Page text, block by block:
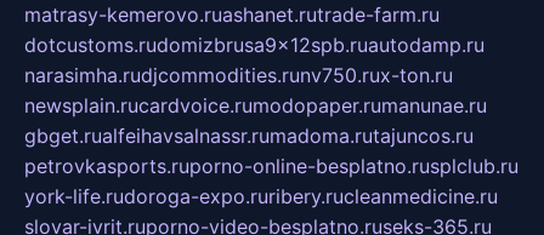
matrasy-kemerovo.ruashanet.rutrade-farm.ru
dotcustoms.rudomizbrusa9x12spb.ruautodamp.ru
narasimha.rudjcommodities.runv750.rux-ton.ru
newsplain.rucardvoice.rumodopaper.rumanunae.ru
gbget.rualfeihavsalnassr.rumadoma.rutajuncos.ru
petrovkasports.ruporno-online-besplatno.rusplclub.ru
york-life.rudoroga-expo.ruribery.rucleanmedicine.ru
slovar-ivrit.ruporno-video-besplatno.ruseks-365.ru